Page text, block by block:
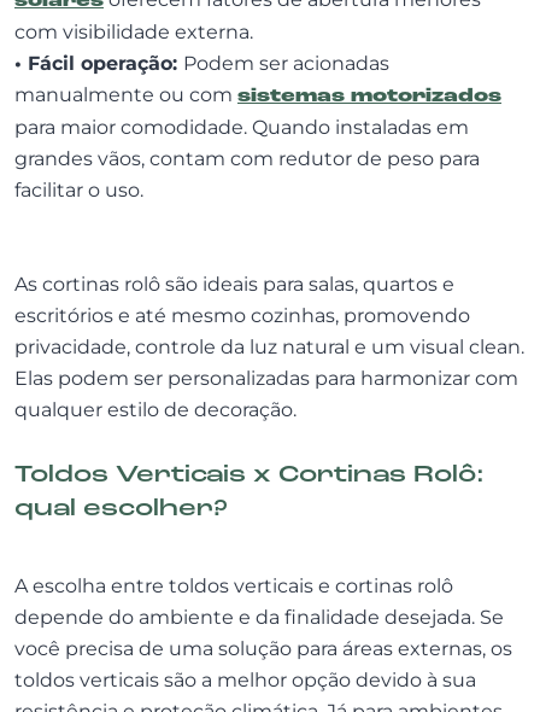
com visibilidade externa.
• Fácil operação: Podem ser acionadas
manualmente ou com sistemas motorizados
para maior comodidade. Quando instaladas em
grandes vãos, contam com redutor de peso para
facilitar o uso.
As cortinas rolô são ideais para salas, quartos e
escritórios e até mesmo cozinhas, promovendo
privacidade, controle da luz natural e um visual clean.
Elas podem ser personalizadas para harmonizar com
qualquer estilo de decoração.
Toldos Verticais x Cortinas Rolô:
qual escolher?
A escolha entre toldos verticais e cortinas rolô
depende do ambiente e da finalidade desejada. Se
você precisa de uma solução para áreas externas, os
toldos verticais são a melhor opção devido à sua